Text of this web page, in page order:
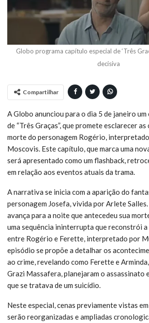
Globo programa capítulo especial de ‘Três
decisiva
Compartilhar
A Globo anunciou para o dia 5 de janeiro
de “Três Graças”, que promete esclarecer
morte do personagem Rogério,
Moscovis. Este capítulo, que marca uma
será apresentado como um flashback,
em relação aos eventos atuais da trama.
A narrativa se inicia com a aparição do
personagem Josefa, vivida por Arlete
avança para a noite que antecedeu sua
uma sequência ininterrupta que reconstrói
entre Rogério e Ferette, interpretado por
episódio se propõe a detalhar os
ao crime, revelando como Ferette e
Grazi Massafera, planejaram o assassinato
que se tratava de um suicídio.
Neste especial, cenas previamente vistas
serão reorganizadas e ampliadas